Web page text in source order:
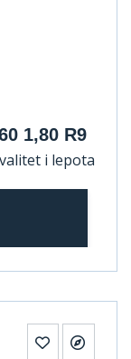
1,80 R9
i lepota